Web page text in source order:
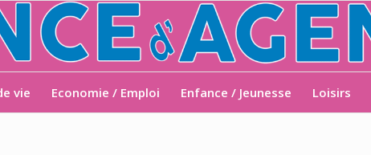
vie Economie / Emploi Enfance / Jeunesse Loisirs